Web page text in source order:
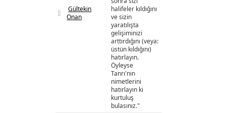
Gültekin
Onan
halifeler kıldığını
ve sizin
yaratılışta
gelişiminizi
arttırdığını (veya:
üstün kıldığını)
hatırlayın.
Öyleyse
Tanrı'nın
nimetlerini
hatırlayın ki
kurtuluş
bulasınız."